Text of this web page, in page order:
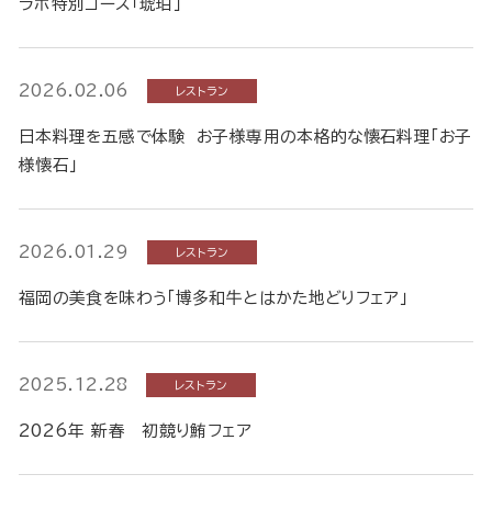
ラボ特別コース「琥珀」
2026.02.06 レストラン
日本料理を五感で体験 お子様専用の本格的な懐石料理「お子
様懐石」
2026.01.29 レストラン
福岡の美食を味わう「博多和牛とはかた地どりフェア」
2025.12.28 レストラン
2026年 新春 初競り鮪フェア